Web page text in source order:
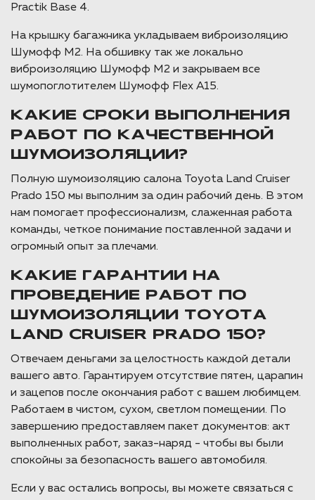
Practik Base 4.
На крышку багажника укладываем виброизоляцию
Шумофф М2. На обшивку так же локально
виброизоляцию Шумофф М2 и закрываем все
шумопоглотителем Шумофф Flex A15.
КАКИЕ СРОКИ ВЫПОЛНЕНИЯ
РАБОТ ПО КАЧЕСТВЕННОЙ
ШУМОИЗОЛЯЦИИ?
Полную шумоизоляцию салона Toyota Land Cruiser
Prado 150 мы выполним за один рабочий день. В этом
нам помогает профессионализм, слаженная работа
команды, четкое понимание поставленной задачи и
огромный опыт за плечами.
КАКИЕ ГАРАНТИИ НА
ПРОВЕДЕНИЕ РАБОТ ПО
ШУМОИЗОЛЯЦИИ TOYOTA
LAND CRUISER PRADO 150?
Отвечаем деньгами за целостность каждой детали
вашего авто. Гарантируем отсутствие пятен, царапин
и зацепов после окончания работ с вашем любимцем.
Работаем в чистом, сухом, светлом помещении. По
завершению предоставляем пакет документов: акт
выполненных работ, заказ-наряд - чтобы вы были
спокойны за безопасность вашего автомобиля.
Если у вас остались вопросы, вы можете связаться с